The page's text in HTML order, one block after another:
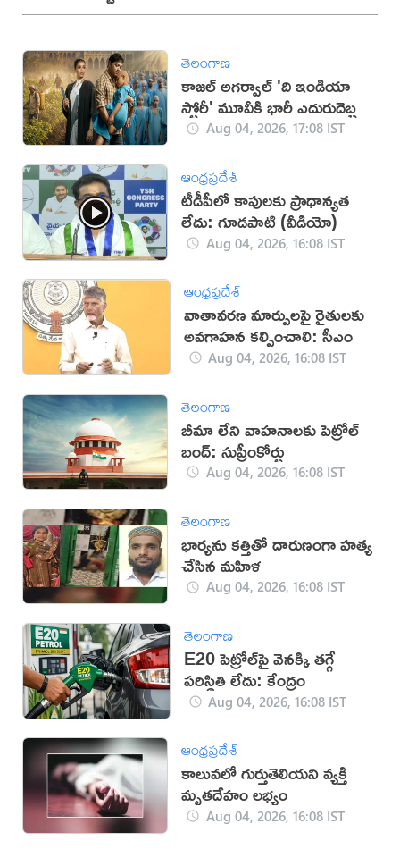
తెలంగాణ
కాజల్ అగర్వాల్ 'ది ఇండియా
స్టోరీ' మూవీకి భారీ ఎదురుదెబ్బ
Aug 04, 2026, 17:08 IST
ఆంధ్రప్రదేశ్
టీడీపీలో కాపులకు ప్రాధాన్యత
లేదు: గూడపాటి (వీడియో)
Aug 04, 2026, 16:08 IST
ఆంధ్రప్రదేశ్
వాతావరణ మార్పులపై రైతులకు
అవగాహన కల్పించాలి: సీఎం
Aug 04, 2026, 16:08 IST
తెలంగాణ
బీమా లేని వాహనాలకు పెట్రోల్
బంద్: సుప్రీంకోర్టు
Aug 04, 2026, 16:08 IST
తెలంగాణ
భార్యను కత్తితో దారుణంగా హత్య
చేసిన మహిళ
Aug 04, 2026, 16:08 IST
తెలంగాణ
E20 పెట్రోల్‌పై వెనక్కి తగ్గే
పరిస్థితి లేదు: కేంద్రం
Aug 04, 2026, 16:08 IST
ఆంధ్రప్రదేశ్
కాలువలో గుర్తుతెలియని వ్యక్తి
మృతదేహం లభ్యం
Aug 04, 2026, 16:08 IST